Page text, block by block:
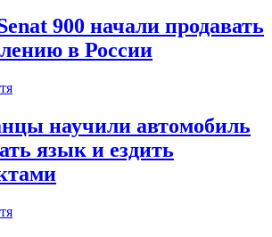
900 начали продавать
в России
научили автомобиль
язык и ездить